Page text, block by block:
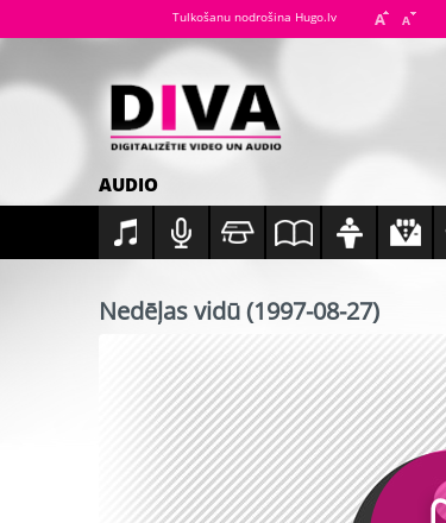
Tulkošanu nodrošina Hugo.lv
AUDIO
Nedēļas vidū (1997-08-27)